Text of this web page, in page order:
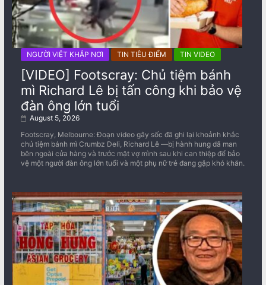
NGƯỜI VIỆT KHẮP NƠI TIN TIÊU ĐIỂM TIN VIDEO
[VIDEO] Footscray: Chủ tiệm bánh
mì Richard Lê bị tấn công khi bảo vệ
đàn ông lớn tuổi
August 5, 2026
Footscray, Melbourne: Đoạn video gây sốc đã ghi lại khoảnh khắc
chủ tiệm bánh mì Crumbz Deli, Richard Lê —bị hành hung dã man
bên ngoài cửa hàng và trước mặt vợ mình sau khi can thiệp để bảo
vệ một người đàn ông lớn tuổi và một phụ nữ trẻ đang gặp khó khăn.